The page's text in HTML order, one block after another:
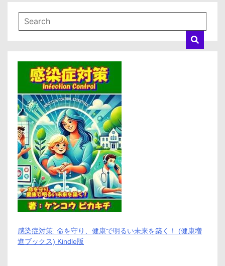
感染症対策: 命を守り、健康で明るい未来を築く！ (健康増
進ブックス) Kindle版